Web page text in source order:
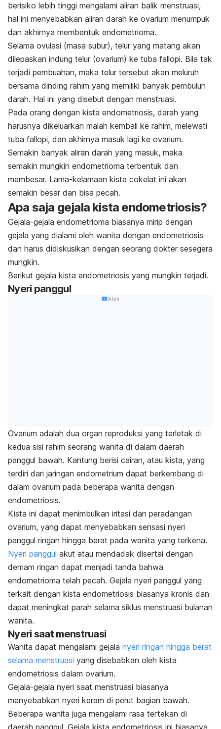
berisiko lebih tinggi mengalami aliran balik menstruasi,
hal ini menyebabkan aliran darah ke ovarium menumpuk
dan akhirnya membentuk endometrioma.
Selama ovulasi (masa subur), telur yang matang akan
dilepaskan indung telur (ovarium) ke tuba fallopi. Bila tak
terjadi pembuahan, maka telur tersebut akan meluruh
bersama dinding rahim yang memiliki banyak pembuluh
darah. Hal ini yang disebut dengan menstruasi.
Pada orang dengan kista endometriosis, darah yang
harusnya dikeluarkan malah kembali ke rahim, melewati
tuba fallopi, dan akhirnya masuk lagi ke ovarium.
Semakin banyak aliran darah yang masuk, maka
semakin mungkin endometrioma terbentuk dan
membesar. Lama-kelamaan kista cokelat ini akan
semakin besar dan bisa pecah.
Apa saja gejala kista endometriosis?
Gejala-gejala endometrioma biasanya mirip dengan
gejala yang dialami oleh wanita dengan endometriosis
dan harus didiskusikan dengan seorang dokter sesegera
mungkin.
Berikut gejala kista endometriosis yang mungkin terjadi.
Nyeri panggul
Iklan
Ovarium adalah dua organ reproduksi yang terletak di
kedua sisi rahim seorang wanita di dalam daerah
panggul bawah. Kantung berisi cairan, atau kista, yang
terdiri dari jaringan endometrium dapat berkembang di
dalam ovarium pada beberapa wanita dengan
endometriosis.
Kista ini dapat menimbulkan iritasi dan peradangan
ovarium, yang dapat menyebabkan sensasi nyeri
panggul ringan hingga berat pada wanita yang terkena.
Nyeri panggul akut atau mendadak disertai dengan
demam ringan dapat menjadi tanda bahwa
endometrioma telah pecah. Gejala nyeri panggul yang
terkait dengan kista endometriosis biasanya kronis dan
dapat meningkat parah selama siklus menstruasi bulanan
wanita.
Nyeri saat menstruasi
Wanita dapat mengalami gejala nyeri ringan hingga berat
selama menstruasi yang disebabkan oleh kista
endometriosis dalam ovarium.
Gejala-gejala nyeri saat menstruasi biasanya
menyebabkan nyeri keram di perut bagian bawah.
Beberapa wanita juga mengalami rasa tertekan di
daerah panggul. Gejala kista endometriosis ini biasanya